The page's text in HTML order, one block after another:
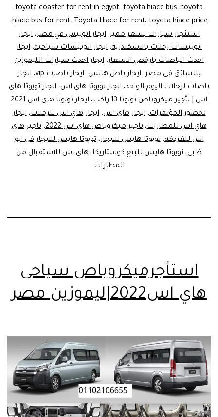
toyota coaster for rent in egypt، toyota hiace bus، toyota
hiace bus for rent، Toyota Hiace for rent، toyota hiace price
،
استئجار سيارات بسعر مميز، ايجار اتوبيس في مصر، ايجار
اتوبيسات رحلات بالاسكندرية، ايجار اتوبيسات سياحية، ايجار
احدث الباصات بارخص الاسعار، ايجار احدث سيارات الليموزين
بالسائق فى مصر، ايجار باص هايس، ايجار باصات vip ، ايجار
باصات لرحلات اليوم الواحد، ايجار تويوتا هاي اس، ايجار تويوتا هاي
اس | تأجير ميكروباص تويوتا 13 راكب
،
ايجار تويوتا هاي اس 2021
لحضور المؤتمرات،ايجار هاي اس،ايجار هاي اس للرحلات،ايجار
هاي اس للمطارات،تاجير ميكروباص هاي اس 2022 ،تاجير هاي
اس للغردقة،تويوتا هايس للايجار،تويوتا هايس للايجار في ابو
ظبي، تويوتا هايس للبيع كوستاريكا، هاي اس للاستقبال من
المطارات
استأجرميكروباص سياحى
هاي اس2022|ليموزين مصر